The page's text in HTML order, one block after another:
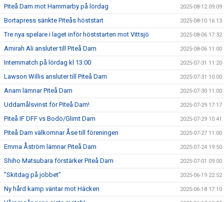
Piteå Dam mot Hammarby på lördag 2025-08-12 09:09
Bortapress sänkte Piteås höststart 2025-08-10 16:13
Tre nya spelare i laget inför höststarten mot Vittsjö 2025-08-06 17:32
Amirah Ali ansluter till Piteå Dam 2025-08-06 11:00
Internmatch på lördag kl 13:00 2025-07-31 11:20
Lawson Willis ansluter till Piteå Dam 2025-07-31 10:00
Anam lämnar Piteå Dam 2025-07-30 11:00
Uddamålsvinst för Piteå Dam! 2025-07-29 17:17
Piteå IF DFF vs Bodö/Glimt Dam 2025-07-29 10:41
Piteå Dam välkomnar Åse till föreningen 2025-07-27 11:00
Emma Åström lämnar Piteå Dam 2025-07-24 19:50
Shiho Matsubara förstärker Piteå Dam 2025-07-01 09:00
”Skitdag på jobbet” 2025-06-19 22:52
Ny hård kamp väntar mot Häcken 2025-06-18 17:10